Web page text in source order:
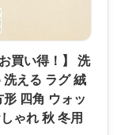
買い得！】 洗
える ラグ 絨
四角 ウォッ
ゃれ 秋 冬用